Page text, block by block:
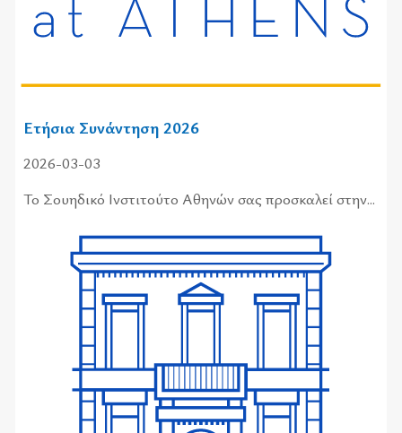
Ετήσια Συνάντηση 2026
2026-03-03
Το Σου­η­δι­κό Ινστι­τού­το Αθη­νών σας προ­σκα­λεί στην...